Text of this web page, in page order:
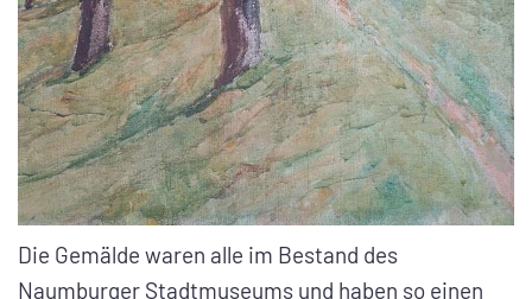
Die Gemälde waren alle im Bestand des
Naumburger Stadtmuseums und haben so einen